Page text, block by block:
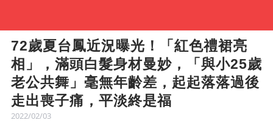
72歲夏台鳳近況曝光！「紅色禮裙亮
相」，滿頭白髮身材曼妙，「與小25歲
老公共舞」毫無年齡差，起起落落過後
走出喪子痛，平淡終是福
2022/02/03